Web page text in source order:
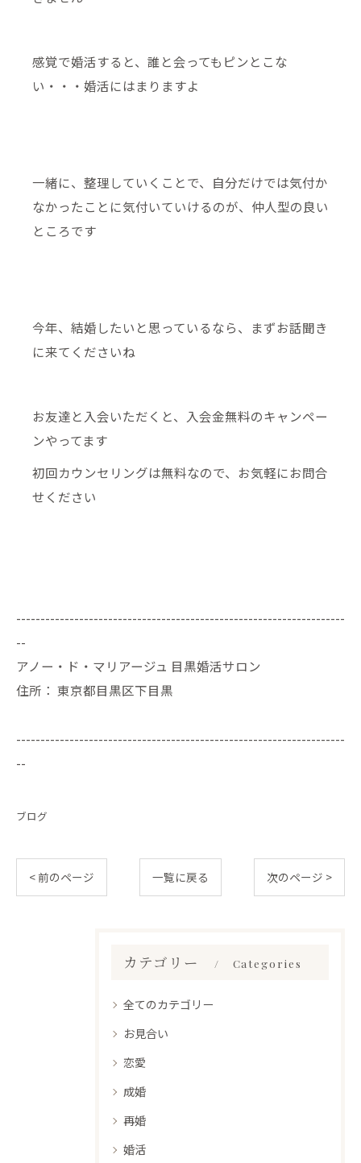
感覚で婚活すると、誰と会ってもピンとこな
い・・・婚活にはまりますよ
一緒に、整理していくことで、自分だけでは気付か
なかったことに気付いていけるのが、仲人型の良い
ところです
今年、結婚したいと思っているなら、まずお話聞き
に来てくださいね
お友達と入会いただくと、入会金無料のキャンペー
ンやってます
初回カウンセリングは無料なので、お気軽にお問合
せください
--------------------------------------------------------------------
--
アノー・ド・マリアージュ 目黒婚活サロン
住所： 東京都目黒区下目黒
--------------------------------------------------------------------
--
ブログ
< 前のページ 一覧に戻る 次のページ >
カテゴリー Categories
全てのカテゴリー
お見合い
恋愛
成婚
再婚
婚活